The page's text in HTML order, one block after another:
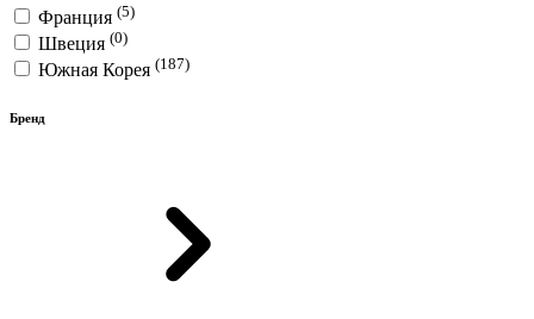
Франция (5)
Швеция (0)
Южная Корея (187)
Бренд